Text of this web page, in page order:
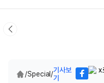
/Special/기사보
기